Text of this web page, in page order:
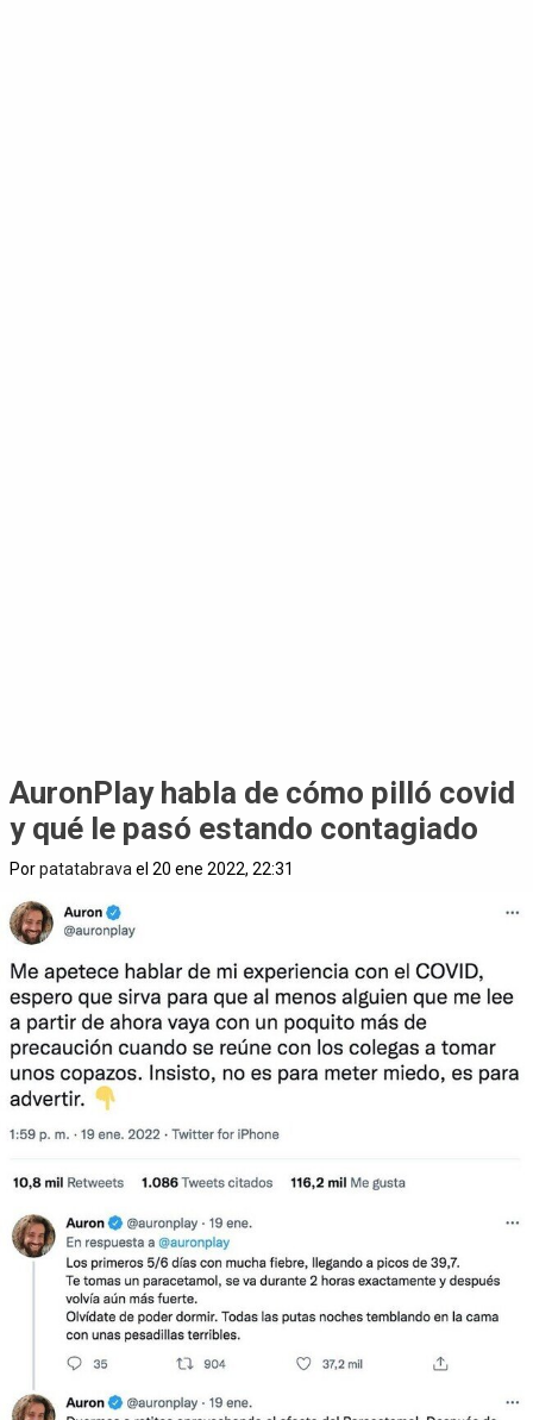
AuronPlay habla de cómo pilló covid
y qué le pasó estando contagiado
Porpatatabravael 20 ene 2022, 22:31